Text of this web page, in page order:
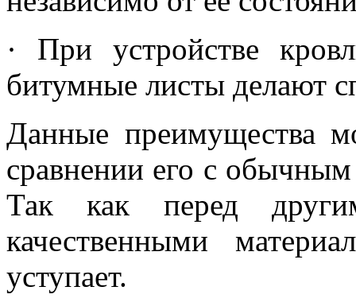
· При устройстве
битумные листы делают
Данные преимущества
сравнении его с
Так как перед
качественными
уступает.